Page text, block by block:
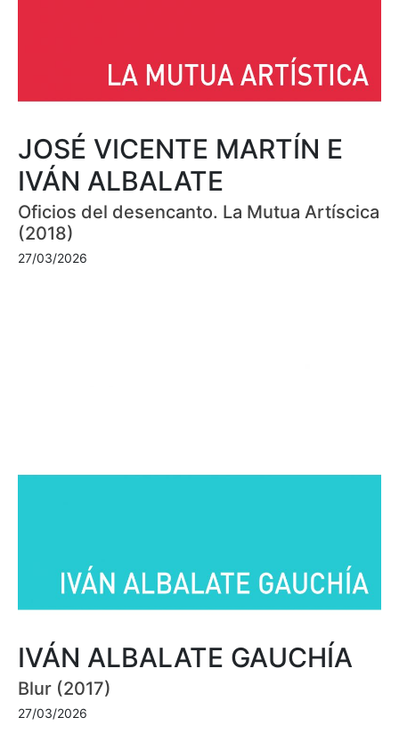
JOSÉ VICENTE MARTÍN E
IVÁN ALBALATE
Oficios del desencanto. La Mutua Artíscica
(2018)
27/03/2026
IVÁN ALBALATE GAUCHÍA
Blur (2017)
27/03/2026